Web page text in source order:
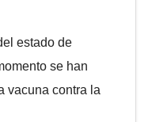
estado de
se han
vacuna contra la